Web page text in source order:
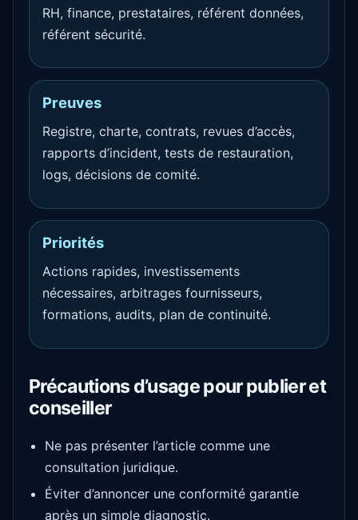
RH, finance, prestataires, référent données,
référent sécurité.
Preuves
Registre, charte, contrats, revues d’accès,
rapports d’incident, tests de restauration,
logs, décisions de comité.
Priorités
Actions rapides, investissements
nécessaires, arbitrages fournisseurs,
formations, audits, plan de continuité.
Précautions d’usage pour publier et
conseiller
Ne pas présenter l’article comme une
consultation juridique.
Éviter d’annoncer une conformité garantie
après un simple diagnostic.